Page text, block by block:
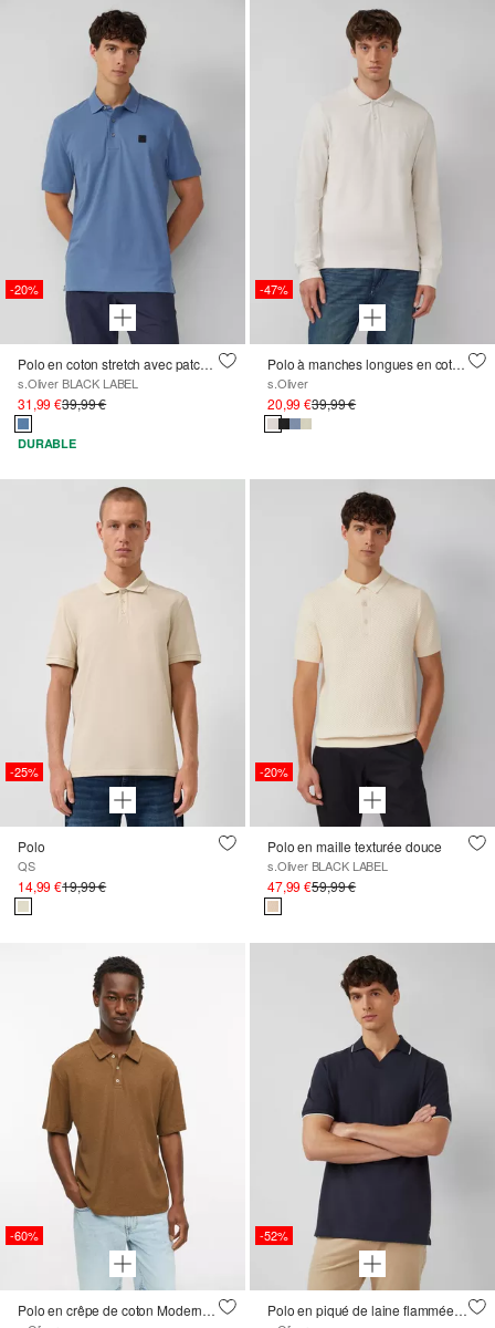
-20%
Polo en coton stretch avec patch d'étiquette
s.Oliver BLACK LABEL
31,99 €39,99 €
DURABLE
-47%
Polo à manches longues en coton piqué avec poignets
s.Oliver
20,99 €39,99 €
-25%
Polo
QS
14,99 €19,99 €
-20%
Polo en maille texturée douce
s.Oliver BLACK LABEL
47,99 €59,99 €
-60%
Polo en crêpe de coton Modern Fit
-52%
Polo en piqué de laine flammée avec finitions contrastées